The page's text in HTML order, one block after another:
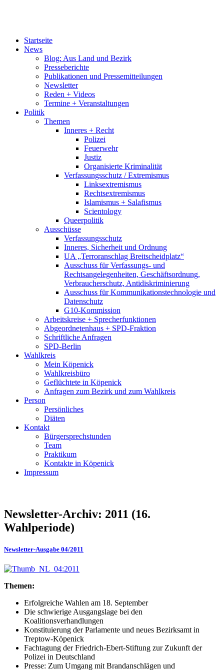
Startseite
News
Blog: Aus Land und Bezirk
Presseberichte
Publikationen und Pressemitteilungen
Newsletter
Reden + Videos
Termine + Veranstaltungen
Politik
Themen
Inneres + Recht
Polizei
Feuerwehr
Justiz
Organisierte Kriminalität
Verfassungsschutz / Extremismus
Linksextremismus
Rechtsextremismus
Islamismus + Salafismus
Scientology
Queerpolitik
Ausschüsse
Verfassungsschutz
Inneres, Sicherheit und Ordnung
UA „Terroranschlag Breitscheidplatz“
Ausschuss für Verfassungs- und
Rechtsangelegenheiten, Geschäftsordnung,
Verbraucherschutz, Antidiskriminierung
Ausschuss für Kommunikationstechnologie und
Datenschutz
G10-Kommission
Arbeitskreise + Sprecherfunktionen
Abgeordnetenhaus + SPD-Fraktion
Schriftliche Anfragen
SPD-Berlin
Wahlkreis
Mein Köpenick
Wahlkreisbüro
Geflüchtete in Köpenick
Anfragen zum Bezirk und zum Wahlkreis
Person
Persönliches
Diäten
Kontakt
Bürgersprechstunden
Team
Praktikum
Kontakte in Köpenick
Impressum
Newsletter-Archiv: 2011 (16.
Wahlperiode)
Newsletter-Ausgabe 04/2011
Themen:
Erfolgreiche Wahlen am 18. September
Die schwierige Ausgangslage bei den
Koalitionsverhandlungen
Konstituierung der Parlamente und neues Bezirksamt in
Treptow-Köpenick
Fachtagung der Friedrich-Ebert-Stiftung zur Zukunft der
Polizei in Deutschland
Presse: Zum Umgang mit Brandanschlägen und